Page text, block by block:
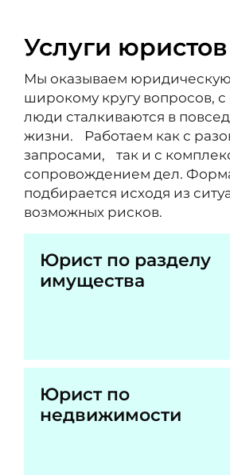
Услуги юристов
Мы оказываем
широкому кругу вопросов,
люди сталкиваются в
жизни. Работаем как с
запросами, так и с
сопровождением дел.
подбирается исходя из
возможных рисков.
Юрист по разделу
имущества
Юрист по
недвижимости